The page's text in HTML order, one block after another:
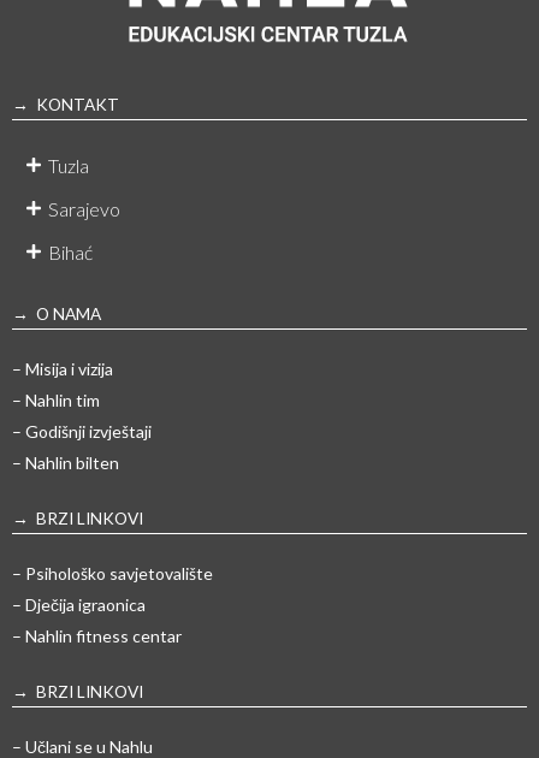
→ KONTAKT
Tuzla
Sarajevo
Bihać
→ O NAMA
– Misija i vizija
– Nahlin tim
– Godišnji izvještaji
– Nahlin bilten
→ BRZI LINKOVI
– Psihološko savjetovalište
– Dječija igraonica
– Nahlin fitness centar
→ BRZI LINKOVI
– Učlani se u Nahlu